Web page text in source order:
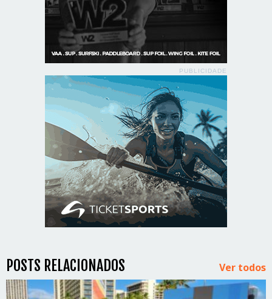
PUBLICIDADE
POSTS RELACIONADOS Ver todos